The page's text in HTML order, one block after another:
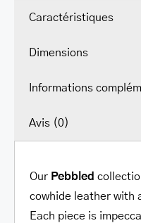
Caractéristiques
Dimensions
Informations
Avis (0)
Our Pebbled
cowhide leather with
Each piece is